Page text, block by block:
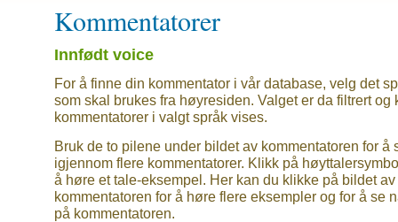
Kommentatorer
Innfødt voice
For å finne din kommentator i vår database, velg det
som skal brukes fra høyresiden. Valget er da filtrert og
kommentatorer i valgt språk vises.
Bruk de to pilene under bildet av kommentatoren for å
igjennom flere kommentatorer. Klikk på
å høre et tale-eksempel. Her kan du klikke på bildet av
kommentatoren for å høre flere eksempler og for å se
på kommentatoren.